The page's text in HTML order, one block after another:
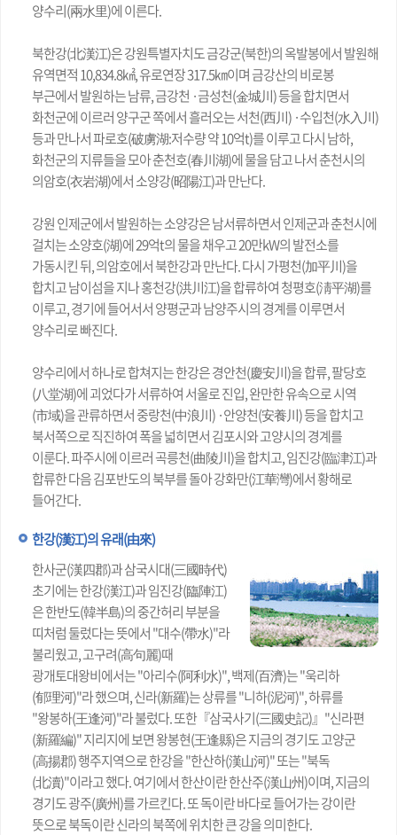
양수리(兩水里)에 이른다.
북한강(北漢江)은 강원특별자치도 금강군(북한)의 옥발봉에서 발원해
유역면적 10,834.8㎢, 유로연장 317.5㎞이며 금강산의 비로봉
부근에서 발원하는 남류, 금강천 ·금성천(金城川) 등을 합치면서
화천군에 이르러 양구군 쪽에서 흘러오는 서천(西川) ·수입천(水入川)
등과 만나서 파로호(破虜湖:저수량 약 10억t)를 이루고 다시 남하,
화천군의 지류들을 모아 춘천호(春川湖)에 물을 담고 나서 춘천시의
의암호(衣岩湖)에서 소양강(昭陽江)과 만난다.
강원 인제군에서 발원하는 소양강은 남서류하면서 인제군과 춘천시에
걸치는 소양호(湖)에 29억t의 물을 채우고 20만kW의 발전소를
가동시킨 뒤, 의암호에서 북한강과 만난다. 다시 가평천(加平川)을
합치고 남이섬을 지나 홍천강(洪川江)을 합류하여 청평호(淸平湖)를
이루고, 경기에 들어서서 양평군과 남양주시의 경계를 이루면서
양수리로 빠진다.
양수리에서 하나로 합쳐지는 한강은 경안천(慶安川)을 합류, 팔당호
(八堂湖)에 괴었다가 서류하여 서울로 진입, 완만한 유속으로 시역
(市域)을 관류하면서 중랑천(中浪川) ·안양천(安養川) 등을 합치고
북서쪽으로 직진하여 폭을 넓히면서 김포시와 고양시의 경계를
이룬다. 파주시에 이르러 곡릉천(曲陵川)을 합치고, 임진강(臨津江)과
합류한 다음 김포반도의 북부를 돌아 강화만(江華灣)에서 황해로
들어간다.
한강(漢江)의 유래(由來)
한사군(漢四郡)과 삼국시대(三國時代)
초기에는 한강(漢江)과 임진강(臨陣江)
은 한반도(韓半島)의 중간허리 부분을
띠처럼 둘렀다는 뜻에서 "대수(帶水)"라
불리웠고, 고구려(高句麗)때
광개토대왕비에서는 "아리수(阿利水)", 백제(百濟)는 "욱리하
(郁理河)"라 했으며, 신라(新羅)는 상류를 "니하(泥河)", 하류를
"왕봉하(王逢河)"라 불렀다. 또한『삼국사기(三國史記)』"신라편
(新羅編)" 지리지에 보면 왕봉현(王逢縣)은 지금의 경기도 고양군
(高揚郡) 행주지역으로 한강을 "한산하(漢山河)" 또는 "북독
(北瀆)"이라고 했다. 여기에서 한산이란 한산주(漢山州)이며, 지금의
경기도 광주(廣州)를 가르킨다. 또 독이란 바다로 들어가는 강이란
뜻으로 북독이란 신라의 북쪽에 위치한 큰 강을 의미한다.